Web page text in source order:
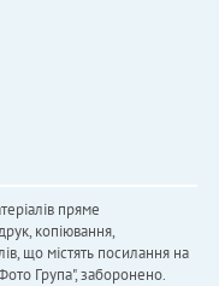
пряме
копіювання,
що містять посилання на
Група", заборонено.